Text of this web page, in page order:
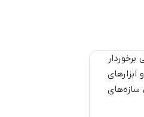
سازه‌های